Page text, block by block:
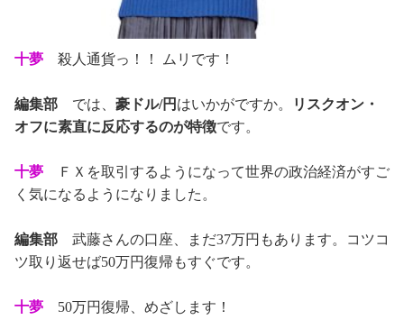
十夢 殺人通貨っ！！ ムリです！
編集部 では、 豪ドル/円 はいかがですか。
リスクオン・
オフに素直に反応するのが特徴です。
十夢 ＦＸを取引するようになって世界の政治経済がすご
く気になるようになりました。
編集部 武藤さんの口座、まだ37万円もあります。コツコ
ツ取り返せば50万円復帰もすぐです。
十夢 50万円復帰、めざします！